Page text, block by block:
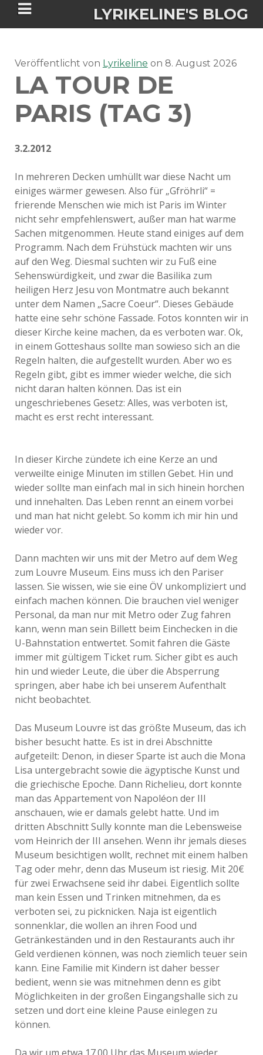
LYRIKELINE'S BLOG
Tania Morgan's Blog über alles, was
sie im Leben bewegt.
ÜBER DIE AUTORIN
NIEMALS FÜR IMMER (ROMAN)
NIGHTMARES
BÜCHERSHOPS
DATENSCHUTZERKLÄRUNG
IMPRESSUM
Veröffentlicht von Lyrikeline on 8. August 2026
LA TOUR DE
PARIS (TAG 3)
3.2.2012
In mehreren Decken umhüllt war diese Nacht um
einiges wärmer gewesen. Also für „Gfröhrli“ =
frierende Menschen wie mich ist Paris im Winter
nicht sehr empfehlenswert, außer man hat warme
Sachen mitgenommen. Heute stand einiges auf dem
Programm. Nach dem Frühstück machten wir uns
auf den Weg. Diesmal suchten wir zu Fuß eine
Sehenswürdigkeit, und zwar die Basilika zum
heiligen Herz Jesu von Montmatre auch bekannt
unter dem Namen „Sacre Coeur“. Dieses Gebäude
hatte eine sehr schöne Fassade. Fotos konnten wir in
dieser Kirche keine machen, da es verboten war. Ok,
in einem Gotteshaus sollte man sowieso sich an die
Regeln halten, die aufgestellt wurden. Aber wo es
Regeln gibt, gibt es immer wieder welche, die sich
nicht daran halten können. Das ist ein
ungeschriebenes Gesetz: Alles, was verboten ist,
macht es erst recht interessant.
In dieser Kirche zündete ich eine Kerze an und
verweilte einige Minuten im stillen Gebet. Hin und
wieder sollte man einfach mal in sich hinein horchen
und innehalten. Das Leben rennt an einem vorbei
und man hat nicht gelebt. So komm ich mir hin und
wieder vor.
Dann machten wir uns mit der Metro auf dem Weg
zum Louvre Museum. Eins muss ich den Pariser
lassen. Sie wissen, wie sie eine ÖV unkompliziert und
einfach machen können. Die brauchen viel weniger
Personal, da man nur mit Metro oder Zug fahren
kann, wenn man sein Billett beim Einchecken in die
U-Bahnstation entwertet. Somit fahren die Gäste
immer mit gültigem Ticket rum. Sicher gibt es auch
hin und wieder Leute, die über die Absperrung
springen, aber habe ich bei unserem Aufenthalt
nicht beobachtet.
Das Museum Louvre ist das größte Museum, das ich
bisher besucht hatte. Es ist in drei Abschnitte
aufgeteilt: Denon, in dieser Sparte ist auch die Mona
Lisa untergebracht sowie die ägyptische Kunst und
die griechische Epoche. Dann Richelieu, dort konnte
man das Appartement von Napoléon der III
anschauen, wie er damals gelebt hatte. Und im
dritten Abschnitt Sully konnte man die Lebensweise
vom Heinrich der III ansehen. Wenn ihr jemals dieses
Museum besichtigen wollt, rechnet mit einem halben
Tag oder mehr, denn das Museum ist riesig. Mit 20€
für zwei Erwachsene seid ihr dabei. Eigentlich sollte
man kein Essen und Trinken mitnehmen, da es
verboten sei, zu picknicken. Naja ist eigentlich
sonnenklar, die wollen an ihren Food und
Getränkeständen und in den Restaurants auch ihr
Geld verdienen können, was noch ziemlich teuer sein
kann. Eine Familie mit Kindern ist daher besser
bedient, wenn sie was mitnehmen denn es gibt
Möglichkeiten in der großen Eingangshalle sich zu
setzen und dort eine kleine Pause einlegen zu
können.